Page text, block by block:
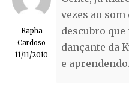
Rapha
Cardoso
11/11/2010
vezes ao som
descubro que
dançante da
e aprendendo.